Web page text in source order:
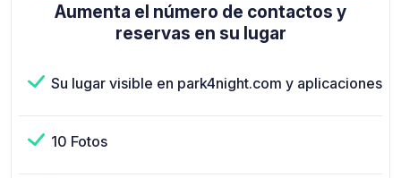
Aumenta el número de contactos y
reservas en su lugar
Su lugar visible en park4night.com y aplicaciones
10 Fotos